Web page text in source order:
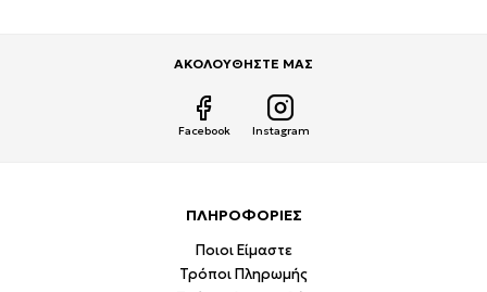
ΑΚΟΛΟΥΘΗΣΤΕ ΜΑΣ
Facebook Instagram
ΠΛΗΡΟΦΟΡΙΕΣ
Ποιοι Είμαστε
Τρόποι Πληρωμής